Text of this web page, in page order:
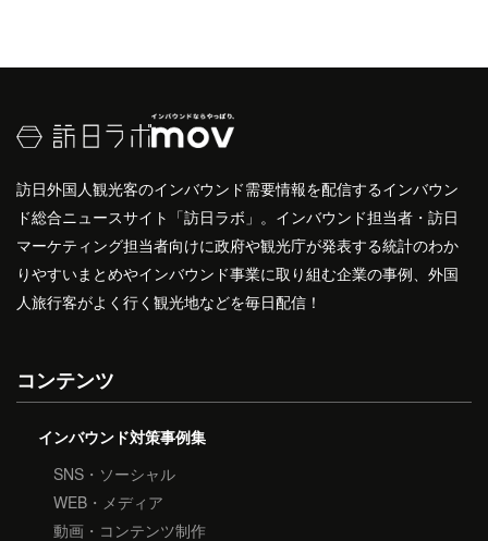
訪日外国人観光客のインバウンド需要情報を配信するインバウン
ド総合ニュースサイト「訪日ラボ」。インバウンド担当者・訪日
マーケティング担当者向けに政府や観光庁が発表する統計のわか
りやすいまとめやインバウンド事業に取り組む企業の事例、外国
人旅行客がよく行く観光地などを毎日配信！
コンテンツ
インバウンド対策事例集
SNS・ソーシャル
WEB・メディア
動画・コンテンツ制作